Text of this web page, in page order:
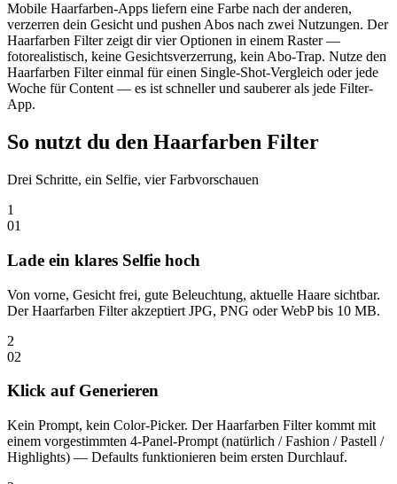
Mobile Haarfarben-Apps liefern eine Farbe nach der anderen,
verzerren dein Gesicht und pushen Abos nach zwei Nutzungen. Der
Haarfarben Filter zeigt dir vier Optionen in einem Raster —
fotorealistisch, keine Gesichtsverzerrung, kein Abo-Trap. Nutze den
Haarfarben Filter einmal für einen Single-Shot-Vergleich oder jede
Woche für Content — es ist schneller und sauberer als jede Filter-
App.
So nutzt du den Haarfarben Filter
Drei Schritte, ein Selfie, vier Farbvorschauen
1
01
Lade ein klares Selfie hoch
Von vorne, Gesicht frei, gute Beleuchtung, aktuelle Haare sichtbar.
Der Haarfarben Filter akzeptiert JPG, PNG oder WebP bis 10 MB.
2
02
Klick auf Generieren
Kein Prompt, kein Color-Picker. Der Haarfarben Filter kommt mit
einem vorgestimmten 4-Panel-Prompt (natürlich / Fashion / Pastell /
Highlights) — Defaults funktionieren beim ersten Durchlauf.